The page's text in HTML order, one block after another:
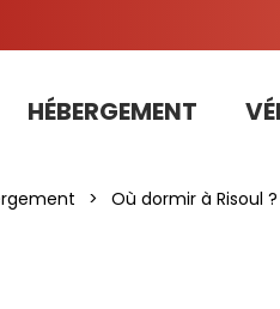
HÉBERGEMENT
> Où dormir à Risoul ?